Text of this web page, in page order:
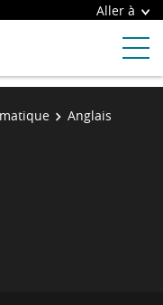
Aller à
Anglais